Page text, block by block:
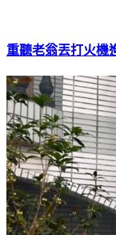
重聽老翁丟打火